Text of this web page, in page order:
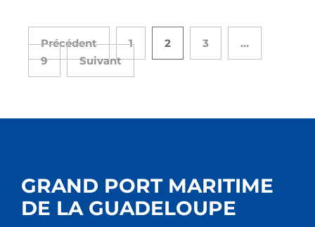
Précédent 1 2 3
…
9
Suivant
GRAND PORT MARITIME
DE LA GUADELOUPE